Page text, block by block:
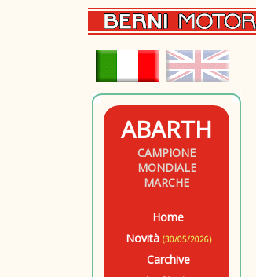
ABARTH
CAMPIONE
MONDIALE
MARCHE
Home
Novità (30/05/2026)
Carchive